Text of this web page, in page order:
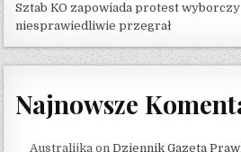
Sztab KO zapowiada protest
niesprawiedliwie przegrał
Najnowsze
Australijka onDziennik Gazeta